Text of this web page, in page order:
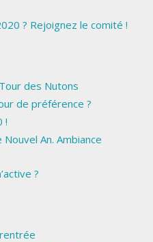
? Rejoignez le comité !
des Nutons
de préférence ?
!
An. Ambiance
?